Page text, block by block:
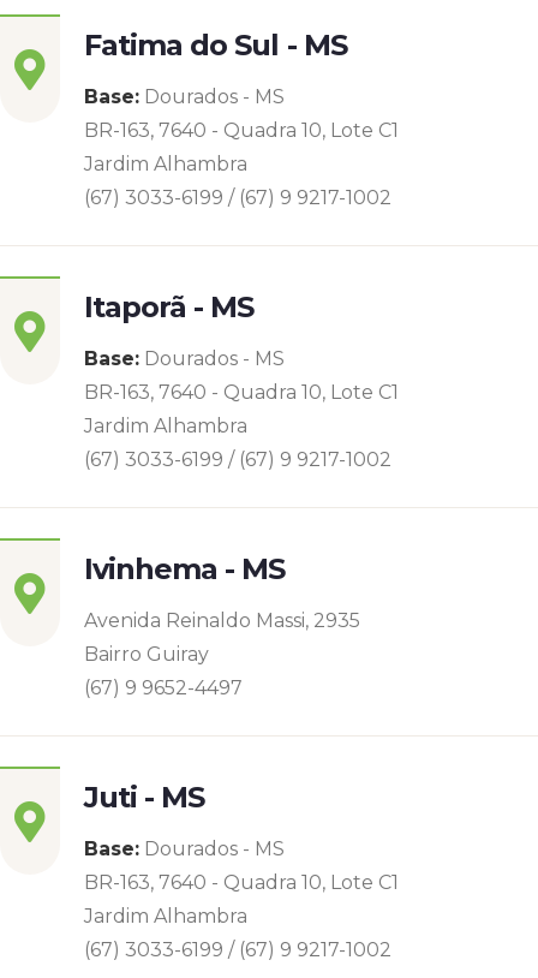
Fatima do Sul - MS
Base: Dourados - MS
BR-163, 7640 - Quadra 10, Lote C1
Jardim Alhambra
(67) 3033-6199 / (67) 9 9217-1002
Itaporã - MS
Base: Dourados - MS
BR-163, 7640 - Quadra 10, Lote C1
Jardim Alhambra
(67) 3033-6199 / (67) 9 9217-1002
Ivinhema - MS
Avenida Reinaldo Massi, 2935
Bairro Guiray
(67) 9 9652-4497
Juti - MS
Base: Dourados - MS
BR-163, 7640 - Quadra 10, Lote C1
Jardim Alhambra
(67) 3033-6199 / (67) 9 9217-1002